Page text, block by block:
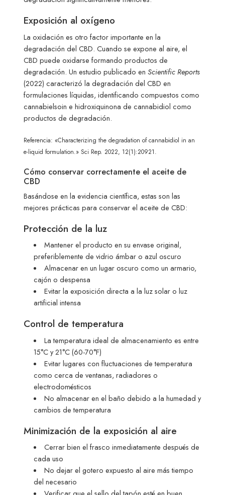
Exposición al oxígeno
La oxidación es otro factor importante en la
degradación del CBD. Cuando se expone al aire, el
CBD puede oxidarse formando productos de
degradación. Un estudio publicado enScientific Reports
(2022) caracterizó la degradación del CBD en
formulaciones líquidas, identificando compuestos como
cannabielsoin e hidroxiquinona de cannabidiol como
productos de degradación.
Referencia: «Characterizing the degradation of cannabidiol in an
e-liquid formulation.» Sci Rep. 2022, 12(1):20921.
Cómo conservar correctamente el aceite de
CBD
Basándose en la evidencia científica, estas son las
mejores prácticas para conservar el aceite de CBD:
Protección de la luz
Mantener el producto en su envase original,
preferiblemente de vidrio ámbar o azul oscuro
Almacenar en un lugar oscuro como un armario,
cajón o despensa
Evitar la exposición directa a la luz solar o luz
artificial intensa
Control de temperatura
La temperatura ideal de almacenamiento es entre
15°C y 21°C (60-70°F)
Evitar lugares con fluctuaciones de temperatura
como cerca de ventanas, radiadores o
electrodomésticos
No almacenar en el baño debido a la humedad y
cambios de temperatura
Minimización de la exposición al aire
Cerrar bien el frasco inmediatamente después de
cada uso
No dejar el gotero expuesto al aire más tiempo
del necesario